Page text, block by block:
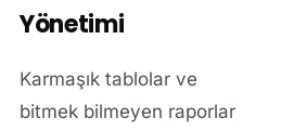
Yönetimi
Karmaşık tablolar ve
bitmek bilmeyen raporlar